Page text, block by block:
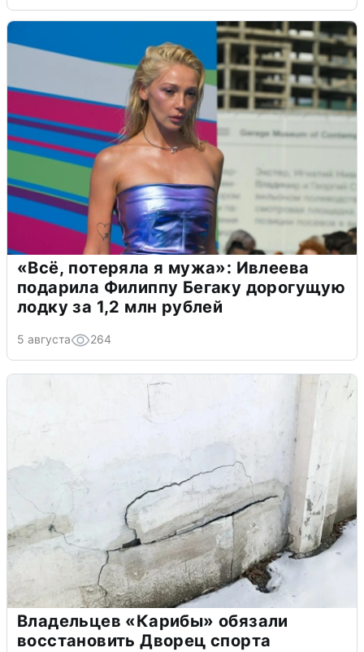
«Всё, потеряла я мужа»: Ивлеева
подарила Филиппу Бегаку дорогущую
лодку за 1,2 млн рублей
5 августа 264
Владельцев «Карибы» обязали
восстановить Дворец спорта